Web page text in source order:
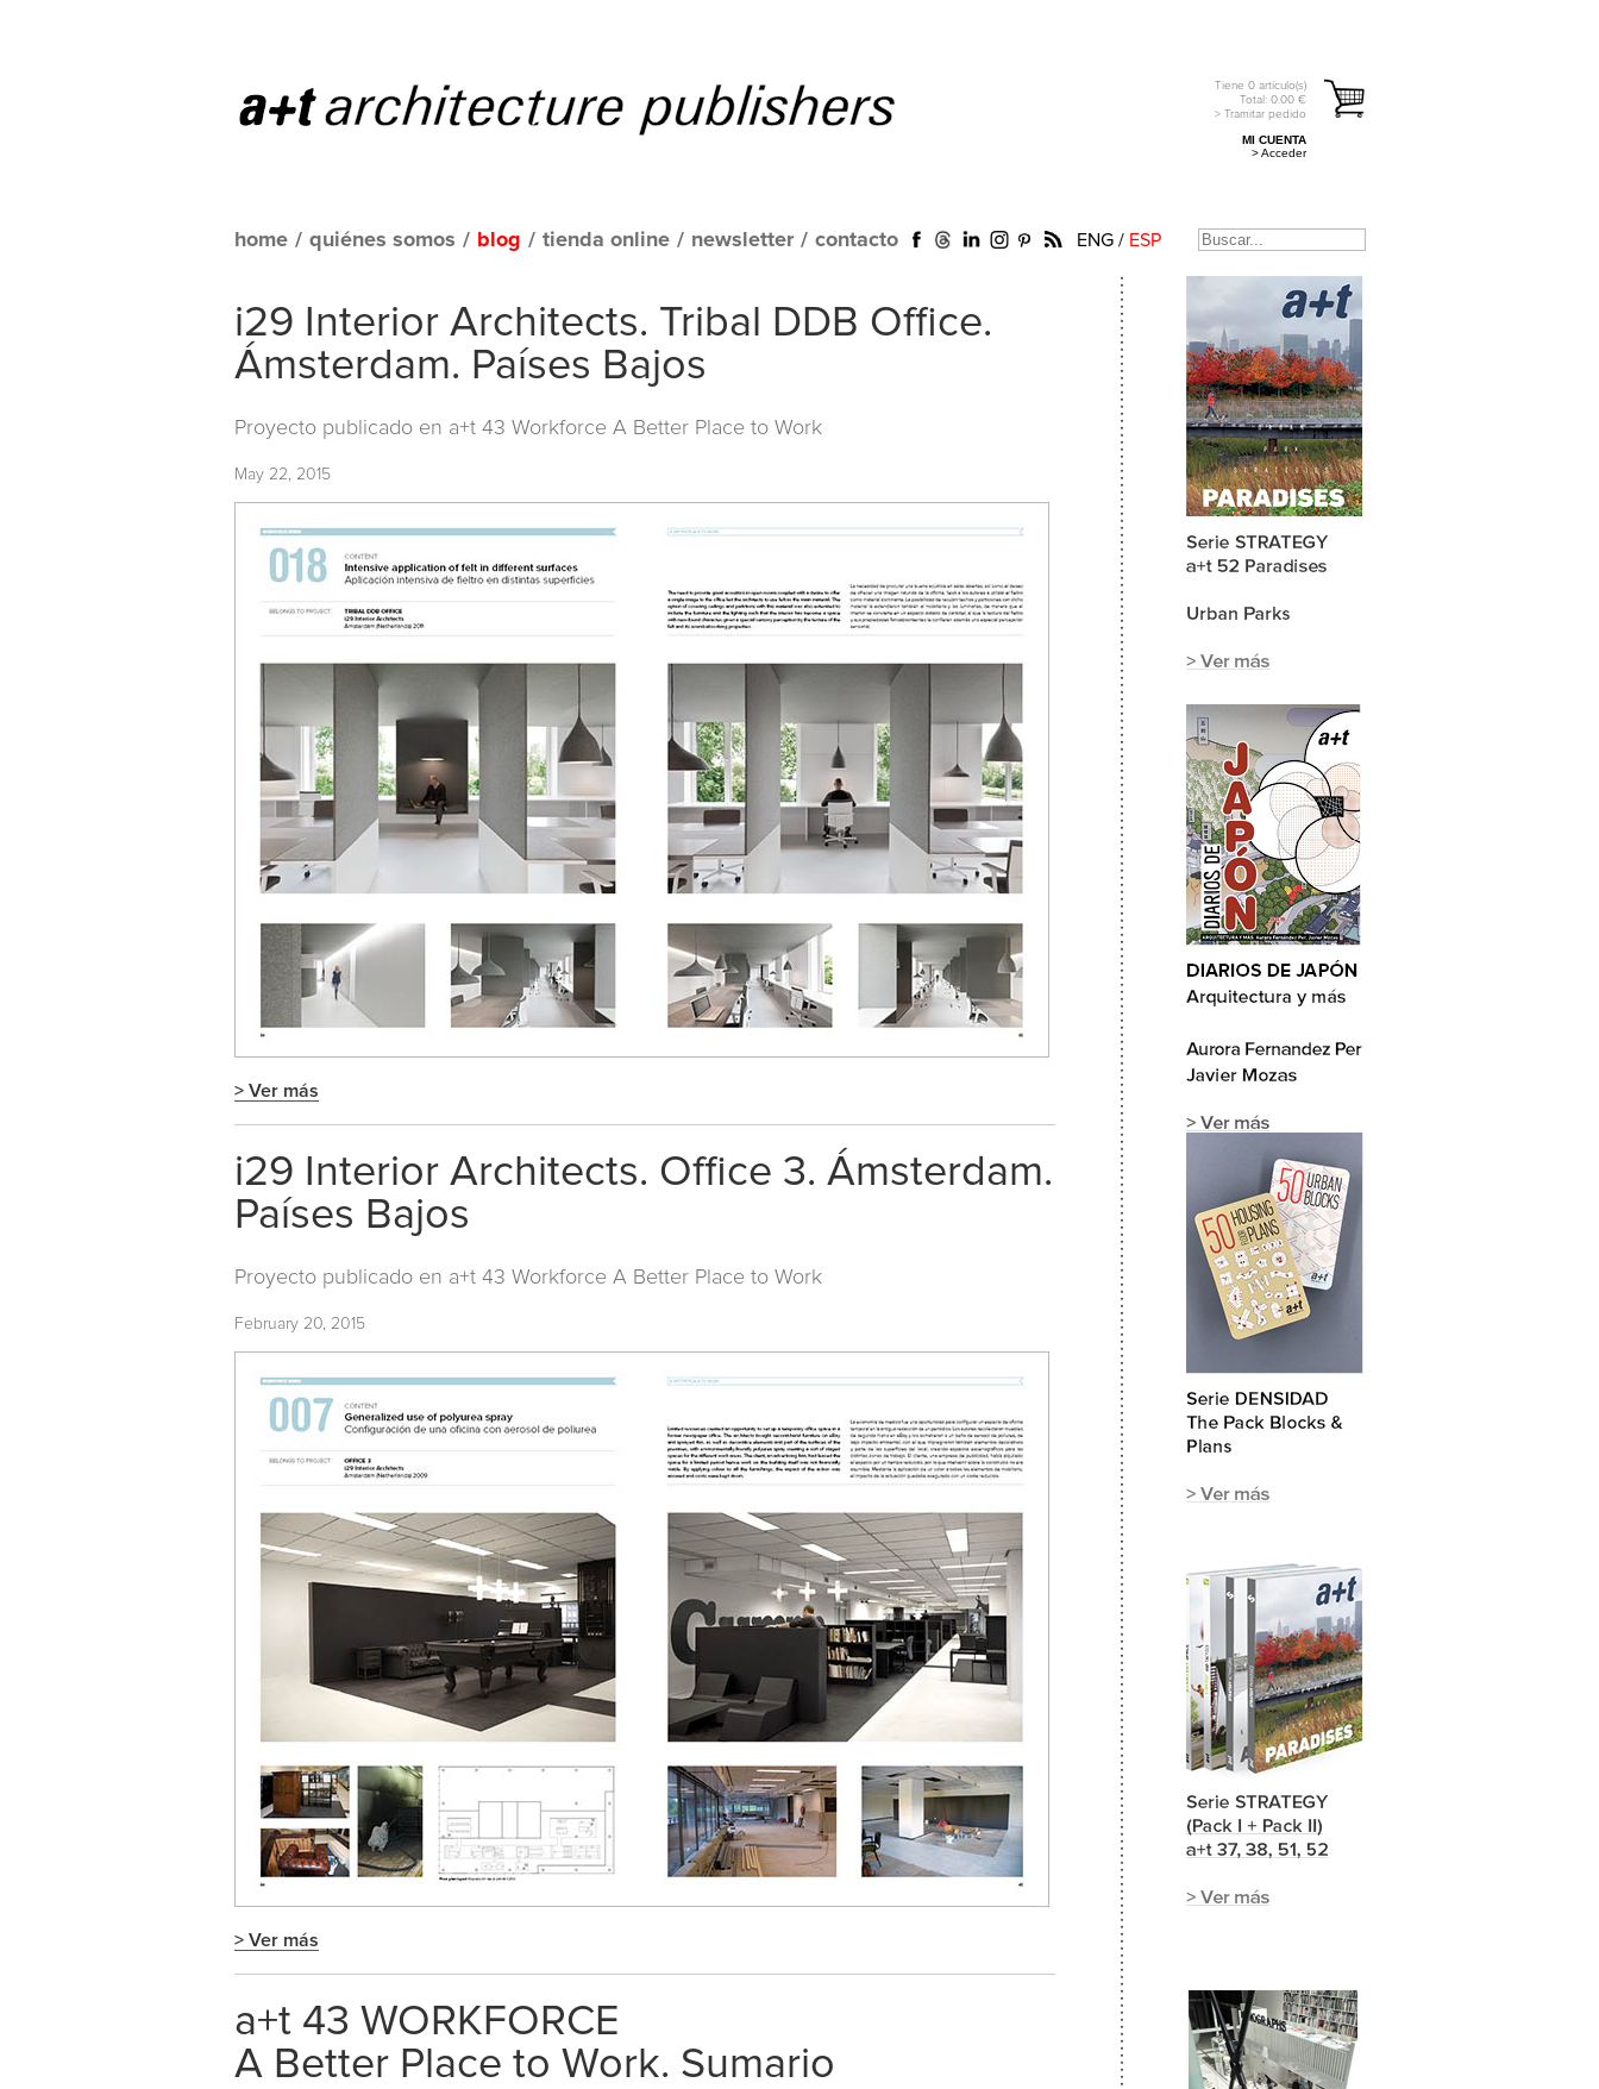
Tiene 0 artículo(s)
Total: 0.00 €
> Tramitar pedido
MI CUENTA
> Acceder
home / quiénes somos / blog / tienda online / newsletter / contacto ENG / ESP
i29 Interior Architects. Tribal DDB Office.
Ámsterdam. Países Bajos
Proyecto publicado en a+t 43 Workforce A Better Place to Work
May 22, 2015
> Ver más
i29 Interior Architects. Office 3. Ámsterdam.
Países Bajos
Proyecto publicado en a+t 43 Workforce A Better Place to Work
February 20, 2015
> Ver más
a+t 43 WORKFORCE
A Better Place to Work. Sumario